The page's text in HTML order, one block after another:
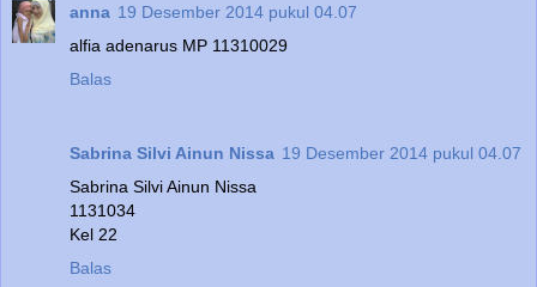
anna 19 Desember 2014 pukul 04.07
alfia adenarus MP 11310029
Balas
Sabrina Silvi Ainun Nissa 19 Desember 2014 pukul 04.07
Sabrina Silvi Ainun Nissa
1131034
Kel 22
Balas